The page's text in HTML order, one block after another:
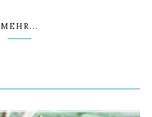
MEHR...